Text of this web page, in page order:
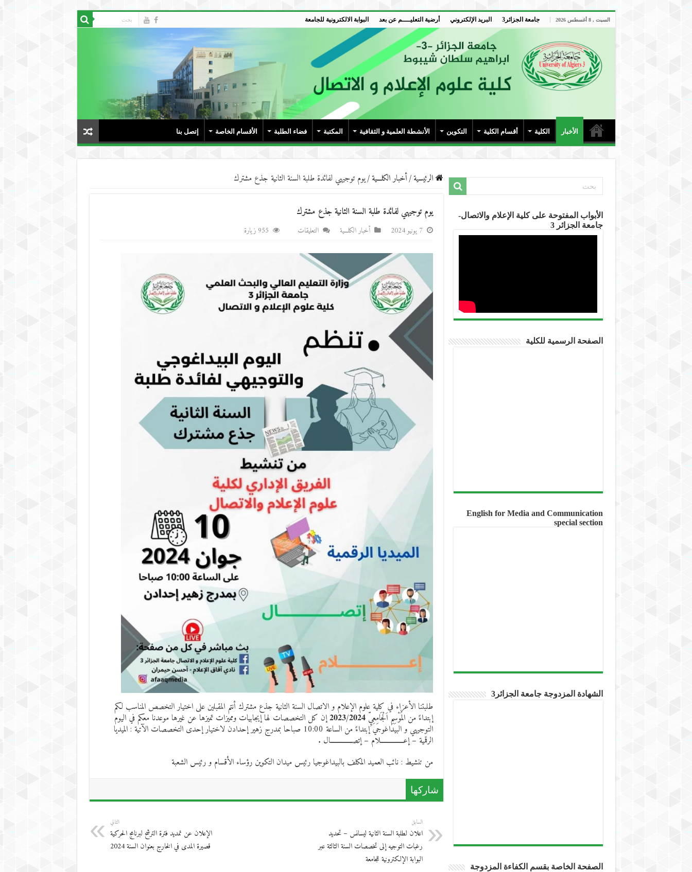
السبت , 8 أغسطس 2026 جامعة الجزائر3 البريد الإلكتروني أرضية التعليــــم عن بعد البوابة الالكترونية للجامعة
الأخبار الكلية أقسام الكلية التكوين الأنشطة العلمية و الثقافية المكتبة فضاء الطلبة الأقسام الخاصة إتصل بنا
الرئيسية/أخبار الكلـــية/يوم توجيهي لفائدة طلبة السنة الثانية جذع مشترك
يوم توجيهي لفائدة طلبة السنة الثانية جذع مشترك
7 يونيو 2024 أخبار الكلـــية التعليقات
طلبة
السنة
الثانية
جذع
955 زيارة
طلبتنا الأعزاء في كلية علوم الإعلام و الاتصال السنة الثانية جذع مشترك أنتم المقبلين على اختيار التخصص المناسب لكم
إبتداءً من المَوْسِمِ اَلْجَامِعِيِّ 𝟐𝟎𝟐𝟑/𝟐𝟎𝟐𝟒 إن كل التخصصات لها إيجابيات ومميزات تميزها عن غيرها موعدنا معكم في اليوم
التوجيهي و البيداغوجي إبتداءً من الساعة 10:00 صباحا بمدرج زهير إحدادن لاختيار إحدى التخصصات الآتية : الميديا
الرقمية – إعـــــــــــــــلام – إتصــــــــــــــال .
من تنشيط : نائب العميد المكلف بالبيداغوجيا رئيس ميدان التكوين رؤساء الأقسام و رئيس الشعبة
شاركها
السابق
اعلان لطلبة السنة الثانية ليسانس – تحديد
رغبات التوجيه إلى تخصصات السنة الثالثة عبر
البوابة الإلكترونية للجامعة
التالي
الإعلان عن تمديد فترة الترشح لبرنامج الحركية
قصيرة المدى في الخارج بعنوان السنة 2024
الأبواب المفتوحة على كلية الإعلام والاتصال-
جامعة الجزائر 3
الصفحة الرسمية للكلية
English for Media and Communication
special section
الشهادة المزدوجة جامعة الجزائر3
الصفحة الخاصة بقسم الكفاءة المزدوجة